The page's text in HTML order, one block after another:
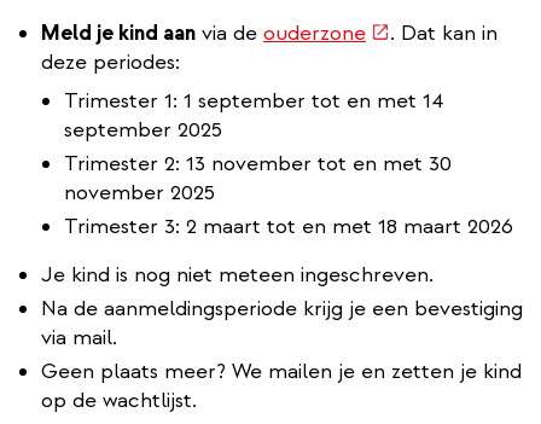
Meld je kind aan via de ouderzone(externe
. Dat kan in
deze periodes:
Trimester 1: 1 september tot en met 14
september 2025
Trimester 2: 13 november tot en met 30
november 2025
Trimester 3: 2 maart tot en met 18 maart 2026
Je kind is nog niet meteen ingeschreven.
Na de aanmeldingsperiode krijg je een bevestiging
via mail.
Geen plaats meer? We mailen je en zetten je kind
op de wachtlijst.